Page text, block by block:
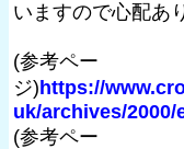
いますので心配あ
(参考ペー
ジ) https://
uk/archives/2000/
(参考ペー